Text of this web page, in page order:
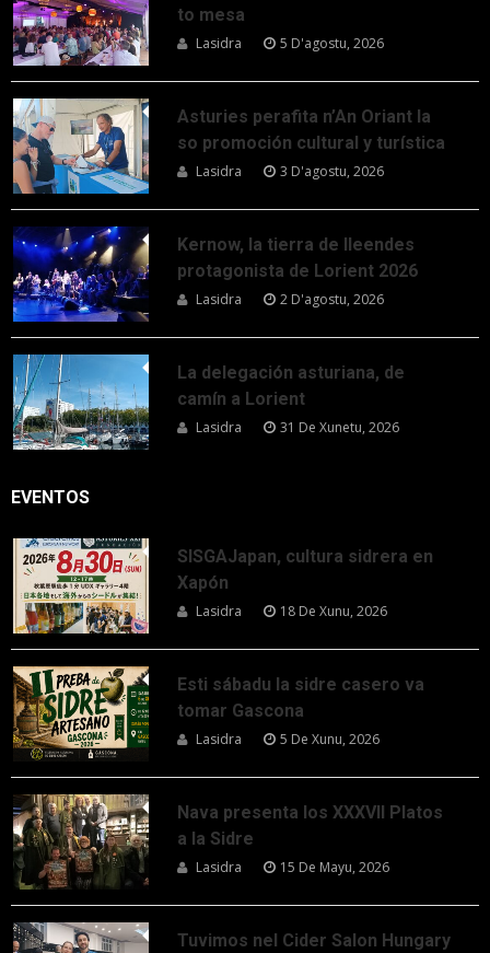
to mesa
Lasidra 5 D'agostu, 2026
Asturies perafita n’An Oriant la
so promoción cultural y turística
Lasidra 3 D'agostu, 2026
Kernow, la tierra de lleendes
protagonista de Lorient 2026
Lasidra 2 D'agostu, 2026
La delegación asturiana, de
camín a Lorient
Lasidra 31 De Xunetu, 2026
EVENTOS
SISGAJapan, cultura sidrera en
Xapón
Lasidra 18 De Xunu, 2026
Esti sábadu la sidre casero va
tomar Gascona
Lasidra 5 De Xunu, 2026
Nava presenta los XXXVII Platos
a la Sidre
Lasidra 15 De Mayu, 2026
Tuvimos nel Cider Salon Hungary